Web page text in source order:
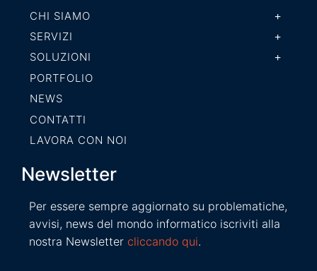
CHI SIAMO
SERVIZI
SOLUZIONI
PORTFOLIO
NEWS
CONTATTI
LAVORA CON NOI
Newsletter
Per essere sempre aggiornato su problematiche,
avvisi, news del mondo informatico iscriviti alla
nostra Newsletter cliccando qui.